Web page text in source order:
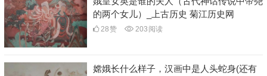
的两个女儿）_上古历史 菊江历史网
28赞 203 阅读
嫦娥长什么样子，汉画中是人头蛇身(还有